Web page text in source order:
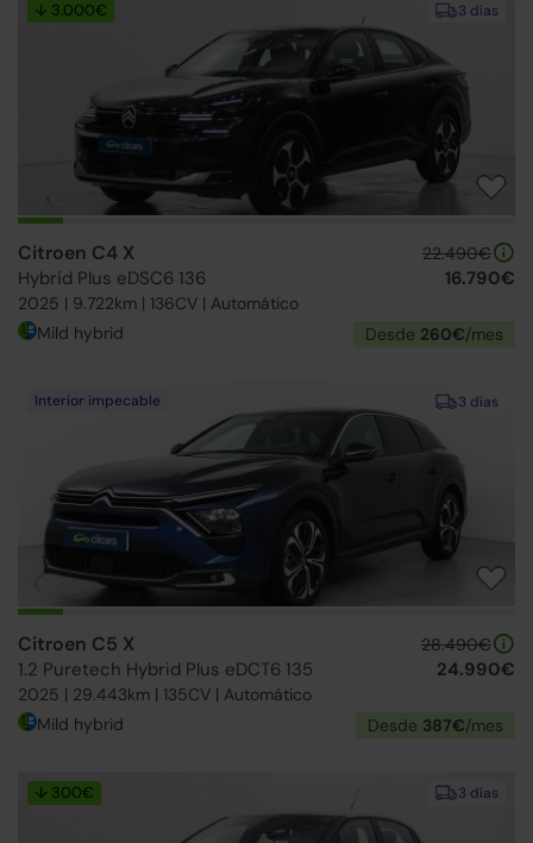
3 días
↓ 3.000€
Citroen C4 X
Hybrid Plus eDSC6 136
2025 | 9.722km | 136CV | Automático
22.490€
16.790€
Mild hybrid Desde 260€/mes
3 días
Interior impecable
Citroen C5 X
1.2 Puretech Hybrid Plus eDCT6 135
2025 | 29.443km | 135CV | Automático
28.490€
24.990€
Mild hybrid Desde 387€/mes
3 días
↓ 300€